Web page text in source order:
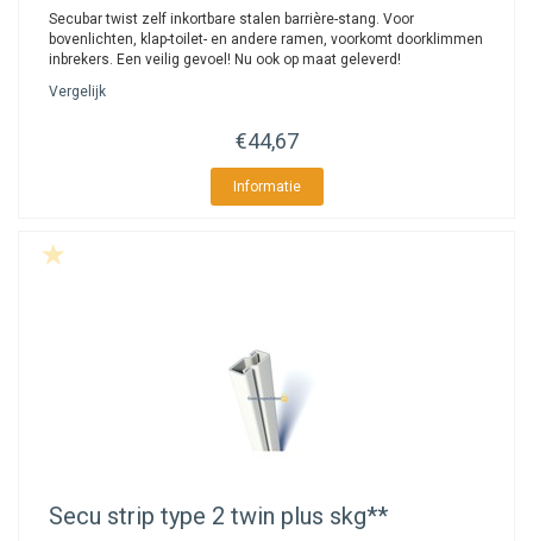
Secubar twist zelf inkortbare stalen barrière-stang. Voor
bovenlichten, klap-toilet- en andere ramen, voorkomt doorklimmen
inbrekers. Een veilig gevoel! Nu ook op maat geleverd!
Vergelijk
€44,67
Informatie
Secu strip type 2 twin plus skg**